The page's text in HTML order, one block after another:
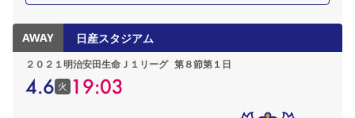
AWAY 日産スタジアム
２０２１明治安田生命Ｊ１リーグ 第８節第１日
4.6 火 19:03